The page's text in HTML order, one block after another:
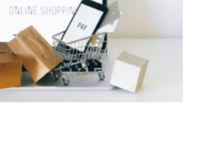
wszystkie stosowane przez tutaj pliki
przycisk.
pliki cookies
cookies
zawsze aktywne i nie masz